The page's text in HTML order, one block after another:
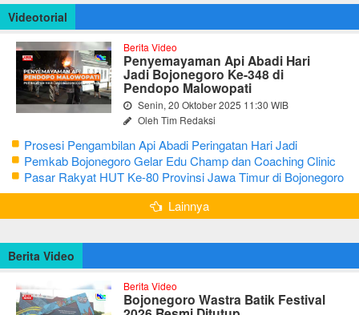
Videotorial
Berita Video
Penyemayaman Api Abadi Hari
Jadi Bojonegoro Ke-348 di
Pendopo Malowopati
Senin, 20 Oktober 2025 11:30 WIB
Oleh Tim Redaksi
Prosesi Pengambilan Api Abadi Peringatan Hari Jadi
Bojonegoro Ke-348
Pemkab Bojonegoro Gelar Edu Champ dan Coaching Clinic
Seni Reog dan Jaranan
Pasar Rakyat HUT Ke-80 Provinsi Jawa Timur di Bojonegoro
Lainnya
Berita Video
Berita Video
Bojonegoro Wastra Batik Festival